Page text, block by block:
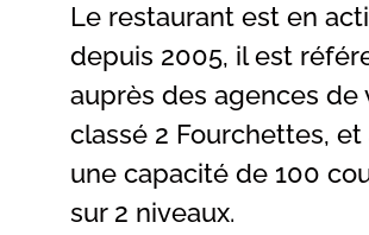
Le restaurant est en
depuis 2005, il est
auprès des agences de
classé 2 Fourchettes, et
une capacité de 100
sur 2 niveaux.